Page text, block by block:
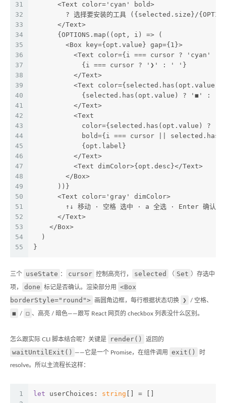
31
32
33
34
35
36
37
38
39
40
41
42
43
44
45
46
47
48
49
50
51
52
53
54
55
      <Text color='cyan' bold>
? 选择要安装的工具 ({selected.size}/
      </Text>
      {OPTIONS.map((opt, i) => (
        <Box key={opt.value} gap={1}>
<Text color={i === cursor ? 'cyan' :
            {i === cursor ? '❯' : ' '}
          </Text>
<Text color={selected.has(opt.value)
{selected.has(opt.value) ? '◼' :
          </Text>
          <Text
color={selected.has(opt.value) ?
bold={i === cursor ||
            {opt.label}
          </Text>
          <Text dimColor>{opt.desc}</Text>
        </Box>
      ))}
      <Text color='gray' dimColor>
        ↑↓ 移动 · 空格 选中 · a 全选 · Enter 确认
      </Text>
    </Box>
  )
}
三个 useState ： cursor 控制高亮行， selected （ Set ）存选中
项， done 标记是否确认。渲染部分用
<Box
borderStyle="round">
画圆角边框，每行根据状态切换 ❯ / 空格、
◼ / ◻ 、高亮 / 暗色——跟写 React 网页的 checkbox 列表没什么区别。
怎么跟实际 CLI 脚本结合呢？关键是 render() 返回的
waitUntilExit() ——它是一个 Promise，在组件调用 exit() 时
resolve。所以主流程长这样：
1
let userChoices: string [] = []